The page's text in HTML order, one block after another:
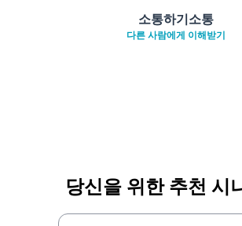
소통하기소통
다른 사람에게 이해받기
당신을 위한 추천 시